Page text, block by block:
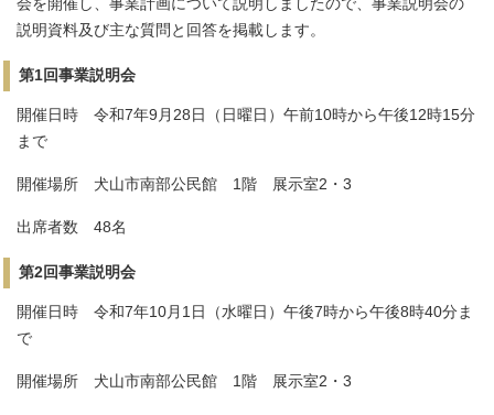
会を開催し、事業計画について説明しましたので、事業説明会の
説明資料及び主な質問と回答を掲載します。
第1回事業説明会
開催日時 令和7年9月28日（日曜日）午前10時から午後12時15分
まで
開催場所 犬山市南部公民館 1階 展示室2・3
出席者数 48名
第2回事業説明会
開催日時 令和7年10月1日（水曜日）午後7時から午後8時40分ま
で
開催場所 犬山市南部公民館 1階 展示室2・3